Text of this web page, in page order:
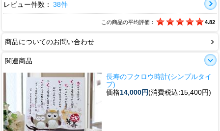
レビュー件数： 38件
この商品の平均評価： 4.82
商品についてのお問い合わせ
関連商品
長寿のフクロウ時計(シンプルタイ
プ)
価格14,000円(消費税込:15,400円)